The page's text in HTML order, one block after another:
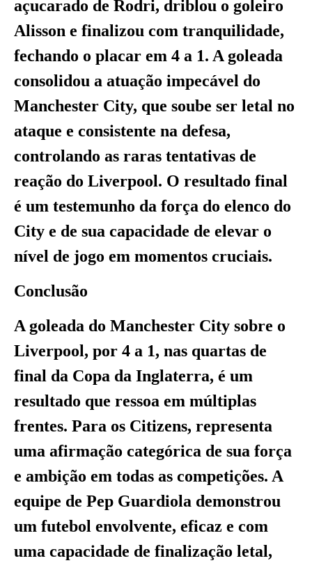
açucarado de Rodri, driblou o goleiro
Alisson e finalizou com tranquilidade,
fechando o placar em 4 a 1. A goleada
consolidou a atuação impecável do
Manchester City, que soube ser letal no
ataque e consistente na defesa,
controlando as raras tentativas de
reação do Liverpool. O resultado final
é um testemunho da força do elenco do
City e de sua capacidade de elevar o
nível de jogo em momentos cruciais.
Conclusão
A goleada do Manchester City sobre o
Liverpool, por 4 a 1, nas quartas de
final da Copa da Inglaterra, é um
resultado que ressoa em múltiplas
frentes. Para os Citizens, representa
uma afirmação categórica de sua força
e ambição em todas as competições. A
equipe de Pep Guardiola demonstrou
um futebol envolvente, eficaz e com
uma capacidade de finalização letal,